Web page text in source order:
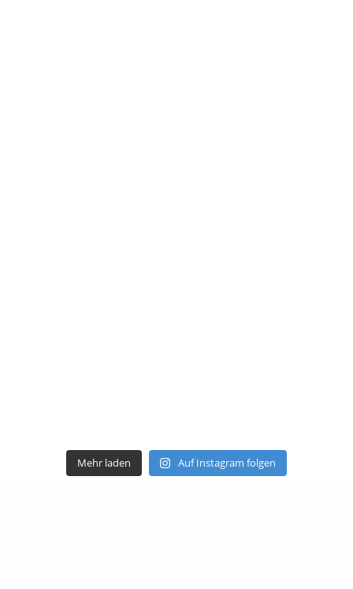
Mehr laden Auf Instagram folgen